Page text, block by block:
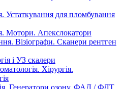
Устаткування для пломбування
Мотори. Апекслокатори
Візіографи. Сканери рентген
і УЗ cкалери
Хірургія.
Генератори озону. ФАД / ФДТ.